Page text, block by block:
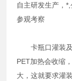
自主研发生产，
参观考察
卡瓶口灌装及
PET加热会收缩
大，这就要求灌